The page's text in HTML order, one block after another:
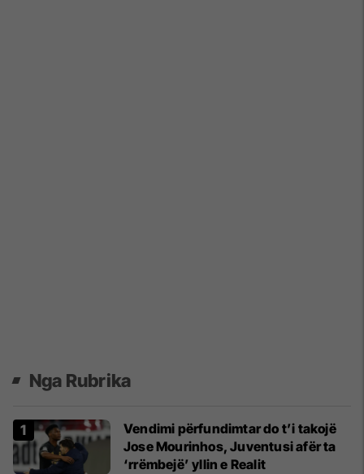
Nga Rubrika
Vendimi përfundimtar do t’i takojë
Jose Mourinhos, Juventusi afër ta
‘rrëmbejë’ yllin e Realit